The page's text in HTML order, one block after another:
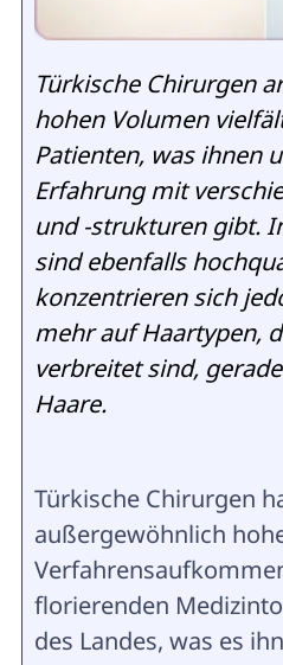
Türkische Chirurgen
hohen Volumen
Patienten, was ihnen
Erfahrung mit
und -strukturen gibt.
sind ebenfalls
konzentrieren sich
mehr auf Haartypen,
verbreitet sind,
Haare.
Türkische Chirurgen
außergewöhnlich
florierenden
des Landes, was es